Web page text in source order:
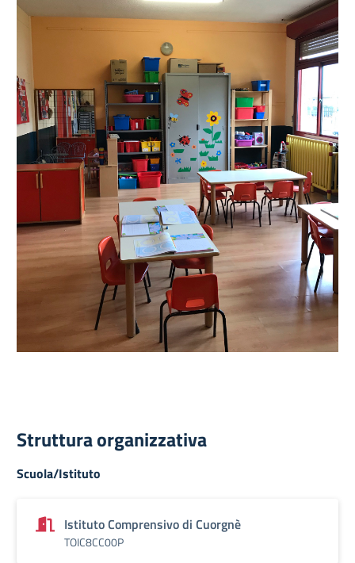
Struttura organizzativa
Scuola/Istituto
Istituto Comprensivo di Cuorgnè
TOIC8CC00P